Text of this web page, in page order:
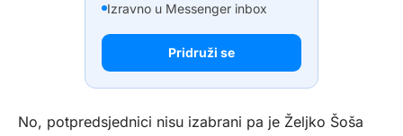
Izravno u Messenger inbox
Pridruži se
No, potpredsjednici nisu izabrani pa je Željko Šoša